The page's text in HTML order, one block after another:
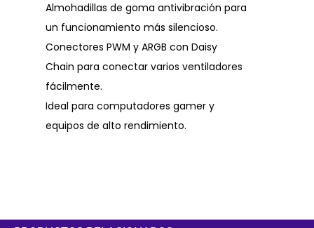
Almohadillas de goma antivibración para
un funcionamiento más silencioso.
Conectores PWM y ARGB con Daisy
Chain para conectar varios ventiladores
fácilmente.
Ideal para computadores gamer y
equipos de alto rendimiento.